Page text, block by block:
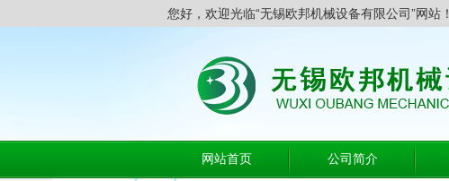
您好，欢迎光临“无锡欧邦机械设备有限公司”网站！
网站首页 公司简介